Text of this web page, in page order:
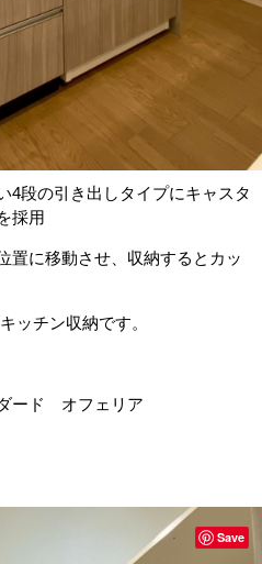
4段の引き出しタイプにキャスタ
採用
置に移動させ、収納するとカッ
ッチン収納です。
ード オフェリア
Save